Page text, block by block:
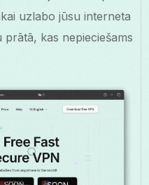
uzlabo jūsu interneta
kas nepieciešams